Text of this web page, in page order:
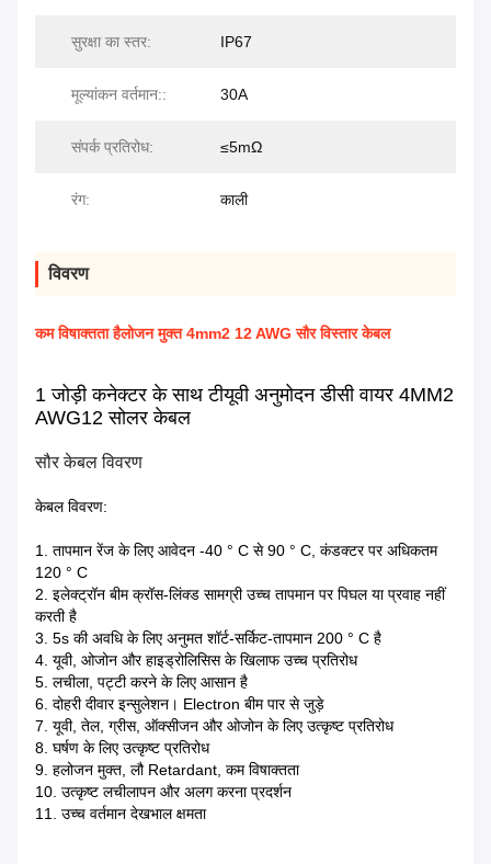
सुरक्षा का स्तर: IP67
मूल्यांकन वर्तमान:: 30A
संपर्क प्रतिरोध: ≤5mΩ
रंग: काली
विवरण
कम विषाक्तता हैलोजन मुक्त 4mm2 12 AWG सौर विस्तार केबल
1 जोड़ी कनेक्टर के साथ टीयूवी अनुमोदन डीसी वायर 4MM2
AWG12 सोलर केबल
सौर केबल विवरण
केबल विवरण:
1. तापमान रेंज के लिए आवेदन -40 ° C से 90 ° C, कंडक्टर पर अधिकतम
120 ° C
2. इलेक्ट्रॉन बीम क्रॉस-लिंक्ड सामग्री उच्च तापमान पर पिघल या प्रवाह नहीं
करती है
3. 5s की अवधि के लिए अनुमत शॉर्ट-सर्किट-तापमान 200 ° C है
4. यूवी, ओजोन और हाइड्रोलिसिस के खिलाफ उच्च प्रतिरोध
5. लचीला, पट्टी करने के लिए आसान है
6. दोहरी दीवार इन्सुलेशन। Electron बीम पार से जुड़े
7. यूवी, तेल, ग्रीस, ऑक्सीजन और ओजोन के लिए उत्कृष्ट प्रतिरोध
8. घर्षण के लिए उत्कृष्ट प्रतिरोध
9. हलोजन मुक्त, लौ Retardant, कम विषाक्तता
10. उत्कृष्ट लचीलापन और अलग करना प्रदर्शन
11. उच्च वर्तमान देखभाल क्षमता